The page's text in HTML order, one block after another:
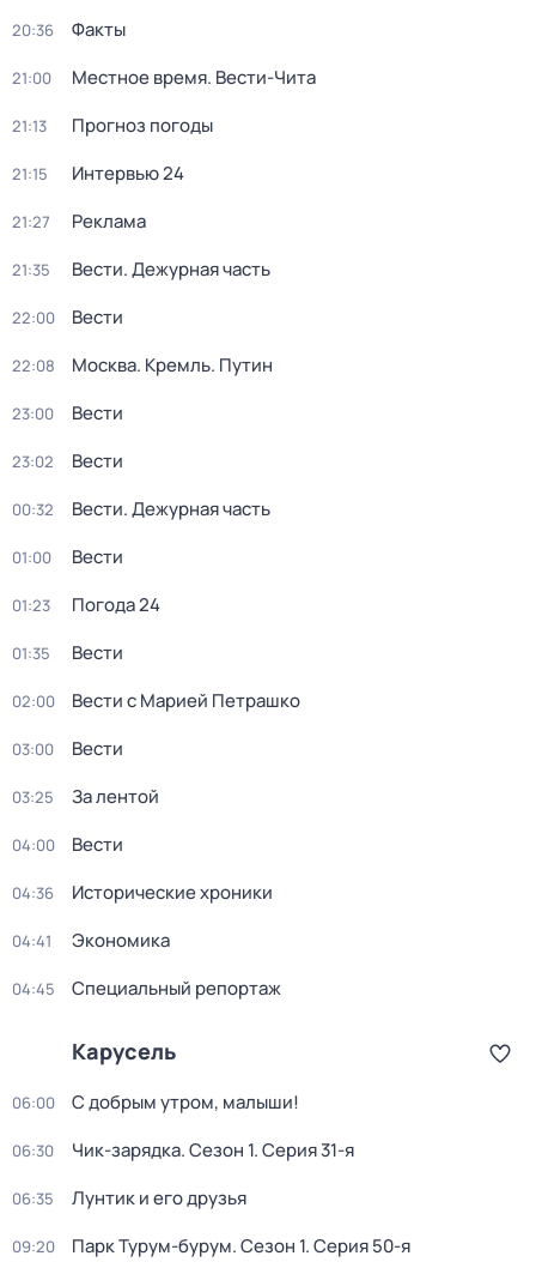
20:36 Факты
21:00 Местное время. Вести-Чита
21:13 Прогноз погоды
21:15 Интервью 24
21:27 Реклама
21:35 Вести. Дежурная часть
22:00 Вести
22:08 Москва. Кремль. Путин
23:00 Вести
23:02 Вести
00:32 Вести. Дежурная часть
01:00 Вести
01:23 Погода 24
01:35 Вести
02:00 Вести с Марией Петрашко
03:00 Вести
03:25 За лентой
04:00 Вести
04:36 Исторические хроники
04:41 Экономика
04:45 Специальный репортаж
Карусель
06:00 С добрым утром, малыши!
06:30 Чик-зарядка. Сезон 1. Серия 31-я
06:35 Лунтик и его друзья
09:20 Парк Турум-бурум. Сезон 1. Серия 50-я